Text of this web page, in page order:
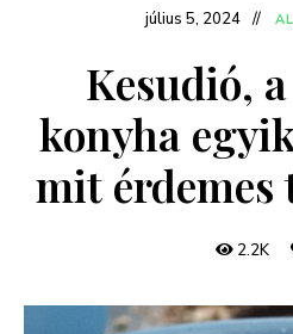
július 5, 2024
Kesudió,
konyha
mit
2.2K